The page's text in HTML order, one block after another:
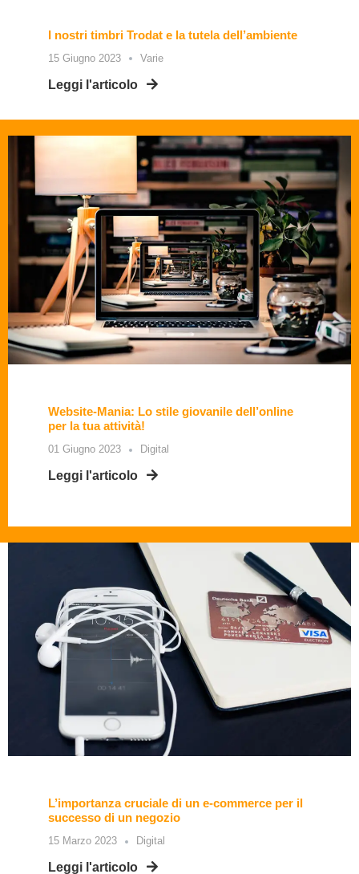
I nostri timbri Trodat e la tutela dell’ambiente
15 Giugno 2023 Varie
Leggi l'articolo
Website-Mania: Lo stile giovanile dell’online
per la tua attività!
01 Giugno 2023 Digital
Leggi l'articolo
L’importanza cruciale di un e-commerce per il
successo di un negozio
15 Marzo 2023 Digital
Leggi l'articolo